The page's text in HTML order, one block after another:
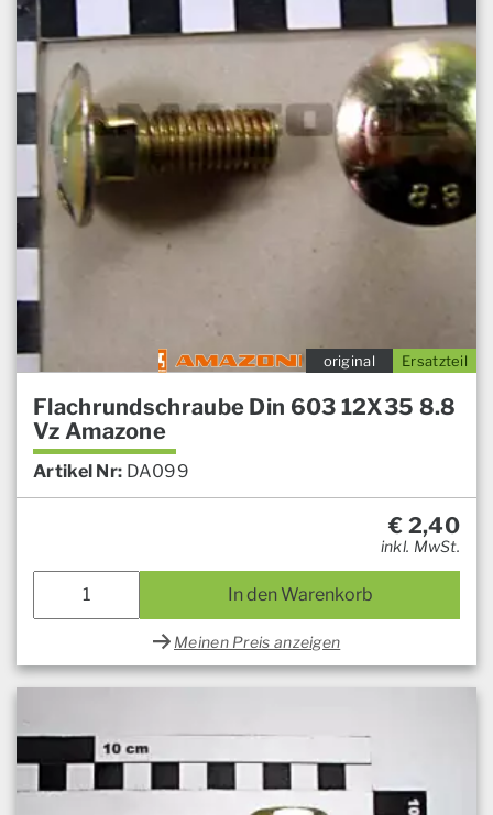
Ersatzteil
original
Flachrundschraube Din 603 12X35 8.8
Vz Amazone
Artikel Nr: DA099
€ 2,40
inkl. MwSt.
In den Warenkorb
Meinen Preis anzeigen